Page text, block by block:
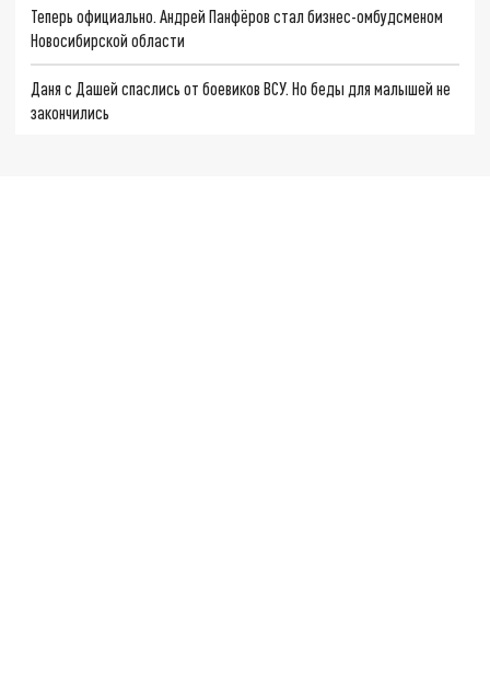
Теперь официально. Андрей Панфёров стал бизнес-омбудсменом
Новосибирской области
Даня с Дашей спаслись от боевиков ВСУ. Но беды для малышей не
закончились